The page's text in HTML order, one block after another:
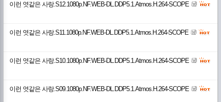
이런 엿같은 사랑.S12.1080p.NF.WEB-DL.DDP5.1.Atmos.H.264-SCOPE
이런 엿같은 사랑.S11.1080p.NF.WEB-DL.DDP5.1.Atmos.H.264-SCOPE
이런 엿같은 사랑.S10.1080p.NF.WEB-DL.DDP5.1.Atmos.H.264-SCOPE
이런 엿같은 사랑.S09.1080p.NF.WEB-DL.DDP5.1.Atmos.H.264-SCOPE